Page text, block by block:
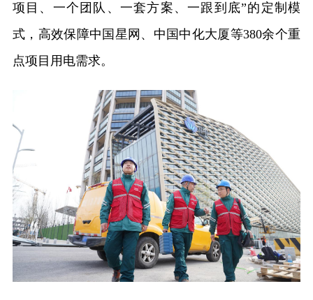
项目、一个团队、一套方案、一跟到底”的定制模
式，高效保障中国星网、中国中化大厦等380余个重
点项目用电需求。